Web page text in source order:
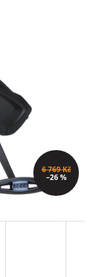
6 769 Kč
–26 %